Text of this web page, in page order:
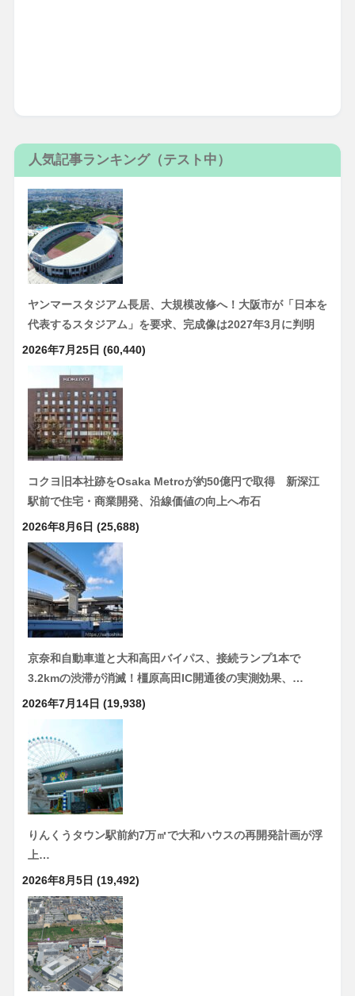
人気記事ランキング（テスト中）
ヤンマースタジアム長居、大規模改修へ！大阪市が「日本を
代表するスタジアム」を要求、完成像は2027年3月に判明
2026年7月25日 (60,440)
コクヨ旧本社跡をOsaka Metroが約50億円で取得 新深江
駅前で住宅・商業開発、沿線価値の向上へ布石
2026年8月6日 (25,688)
京奈和自動車道と大和高田バイパス、接続ランプ1本で
3.2kmの渋滞が消滅！橿原高田IC開通後の実測効果、…
2026年7月14日 (19,938)
りんくうタウン駅前約7万㎡で大和ハウスの再開発計画が浮
上…
2026年8月5日 (19,492)